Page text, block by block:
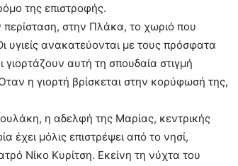
της επιστροφής.
περίσταση, στην Πλάκα, το χωριό που
υγιείς ανακατεύονται με τους πρόσφατα
αυτή τη σπουδαία στιγμή
η γιορτή βρίσκεται στην κορύφωσή της,
η αδελφή της Μαρίας, κεντρικής
έχει μόλις επιστρέψει από το νησί,
Νίκο Κυρίτση. Εκείνη τη νύχτα του